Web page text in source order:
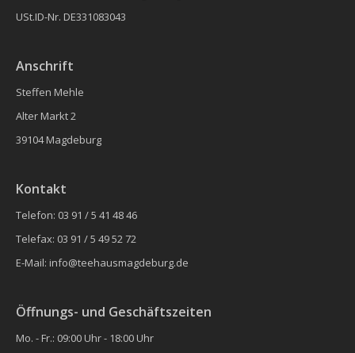
USt.ID-Nr. DE331083043
Anschrift
Steffen Mehle
Alter Markt 2
39104 Magdeburg
Kontakt
Telefon: 03 91 / 5 41 48 46
Telefax: 03 91 / 5 49 52 72
E-Mail: info@teehausmagdeburg.de
Öffnungs- und Geschäftszeiten
Mo. - Fr.: 09:00 Uhr - 18:00 Uhr